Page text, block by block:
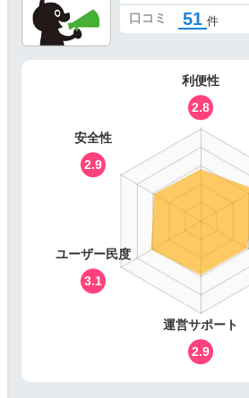
口コミ 51 件
利便性
2.8
運営サポート
2.9
ユーザー民度
3.1
安全性
2.9